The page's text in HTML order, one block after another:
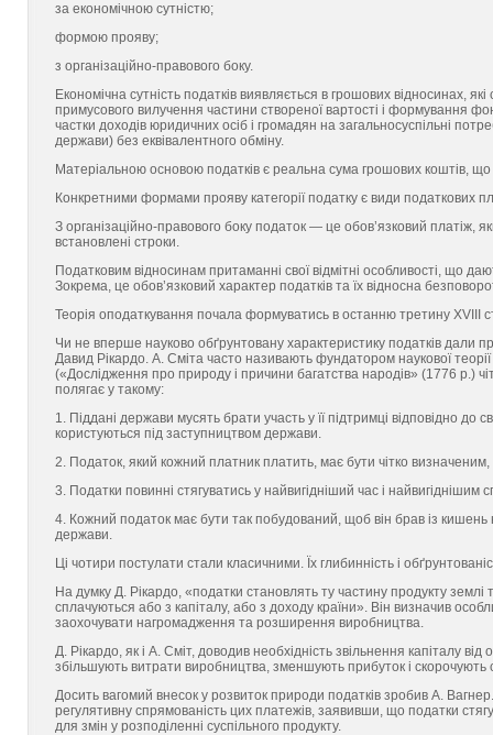
за економічною сутністю;
формою прояву;
з організаційно-правового боку.
Економічна сутність податків виявляється в грошових відносинах,
примусового вилучення частини створеної вартості і формування
частки доходів юридичних осіб і громадян на загальносуспільні
держави) без еквівалентного обміну.
Матеріальною основою податків є реальна сума грошових коштів,
Конкретними формами прояву категорії податку є види податкових
З організаційно-правового боку податок — це обов’язковий
встановлені строки.
Податковим відносинам притаманні свої відмітні особливості, що
Зокрема, це обов’язковий характер податків та їх відносна
Теорія оподаткування почала формуватись в останню третину ХVIII
Чи не вперше науково обґрунтовану характеристику податків дали
Давид Рікардо. А. Сміта часто називають фундатором наукової
(«Дослідження про природу і причини багатства народів» (1776 р.)
полягає у такому:
1. Піддані держави мусять брати участь у її підтримці відповідно
користуються під заступництвом держави.
2. Податок, який кожний платник платить, має бути чітко
3. Податки повинні стягуватись у найвигідніший час і
4. Кожний податок має бути так побудований, щоб він брав із
держави.
Ці чотири постулати стали класичними. Їх глибинність і
На думку Д. Рікардо, «податки становлять ту частину продукту
сплачуються або з капіталу, або з доходу країни». Він визначив
заохочувати нагромадження та розширення виробництва.
Д. Рікардо, як і А. Сміт, доводив необхідність звільнення капіталу
збільшують витрати виробництва, зменшують прибуток і скорочують
Досить вагомий внесок у розвиток природи податків зробив А.
регулятивну спрямованість цих платежів, заявивши, що податки
для змін у розподіленні суспільного продукту.